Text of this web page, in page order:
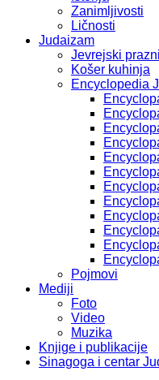
Zanimljivosti
Ličnosti
Judaizam
Jevrejski
Košer kuhinja
Encyclopedia
Pojmovi
Mediji
Foto
Video
Muzika
Knjige i publikacije
Sinagoga i centar